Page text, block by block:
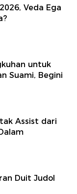
Veda Ega
untuk
Suami, Begini
Assist dari
Duit Judol